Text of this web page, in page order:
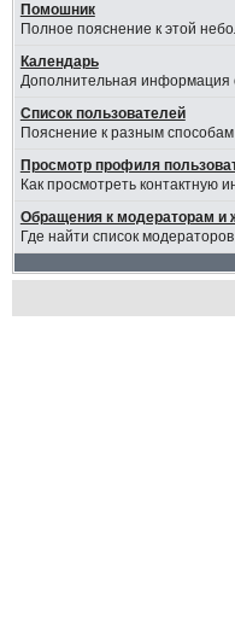
Помошник
Полное пояснение к этой
Календарь
Дополнительная информация
Список пользователей
Пояснение к разным
Просмотр профиля
Как просмотреть контактную
Обращения к модераторам и
Где найти список